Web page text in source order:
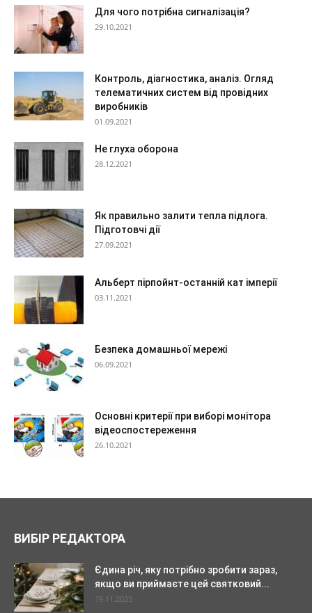
Для чого потрібна сигналізація?
29.10.2021
Контроль, діагностика, аналіз. Огляд
телематичних систем від провідних
виробників
01.09.2021
Не глуха оборона
28.12.2021
Як правильно залити тепла підлога.
Підготовчі дії
27.09.2021
Альберт пірпойнт-останній кат імперії
03.11.2021
Безпека домашньої мережі
06.09.2021
Основні критерії при виборі монітора
відеоспостереження
26.10.2021
ВИБІР РЕДАКТОРА
Єдина річ, яку потрібно зробити зараз,
якщо ви приймаєте цей святковий...
19.11.2025